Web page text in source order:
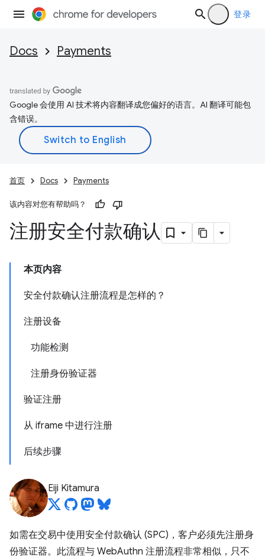
登录
Docs Payments
Google 会使用 AI 技术将内容翻译成您偏好的语言。AI 翻译可能包
含错误。
首页 Docs Payments
该内容对您有帮助吗？
注册安全付款确认
本页内容
安全付款确认注册流程是怎样的？
注册设备
功能检测
注册身份验证器
验证注册
从 iframe 中进行注册
后续步骤
Eiji Kitamura
如需在交易中使用安全付款确认 (SPC)，客户必须先注册身
份验证器。此流程与 WebAuthn 注册流程非常相似，只不